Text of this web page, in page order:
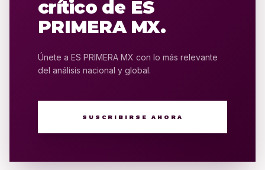
crítico de ES
PRIMERA MX.
Únete a ES PRIMERA MX con lo más relevante
del análisis nacional y global.
SUSCRIBIRSE AHORA